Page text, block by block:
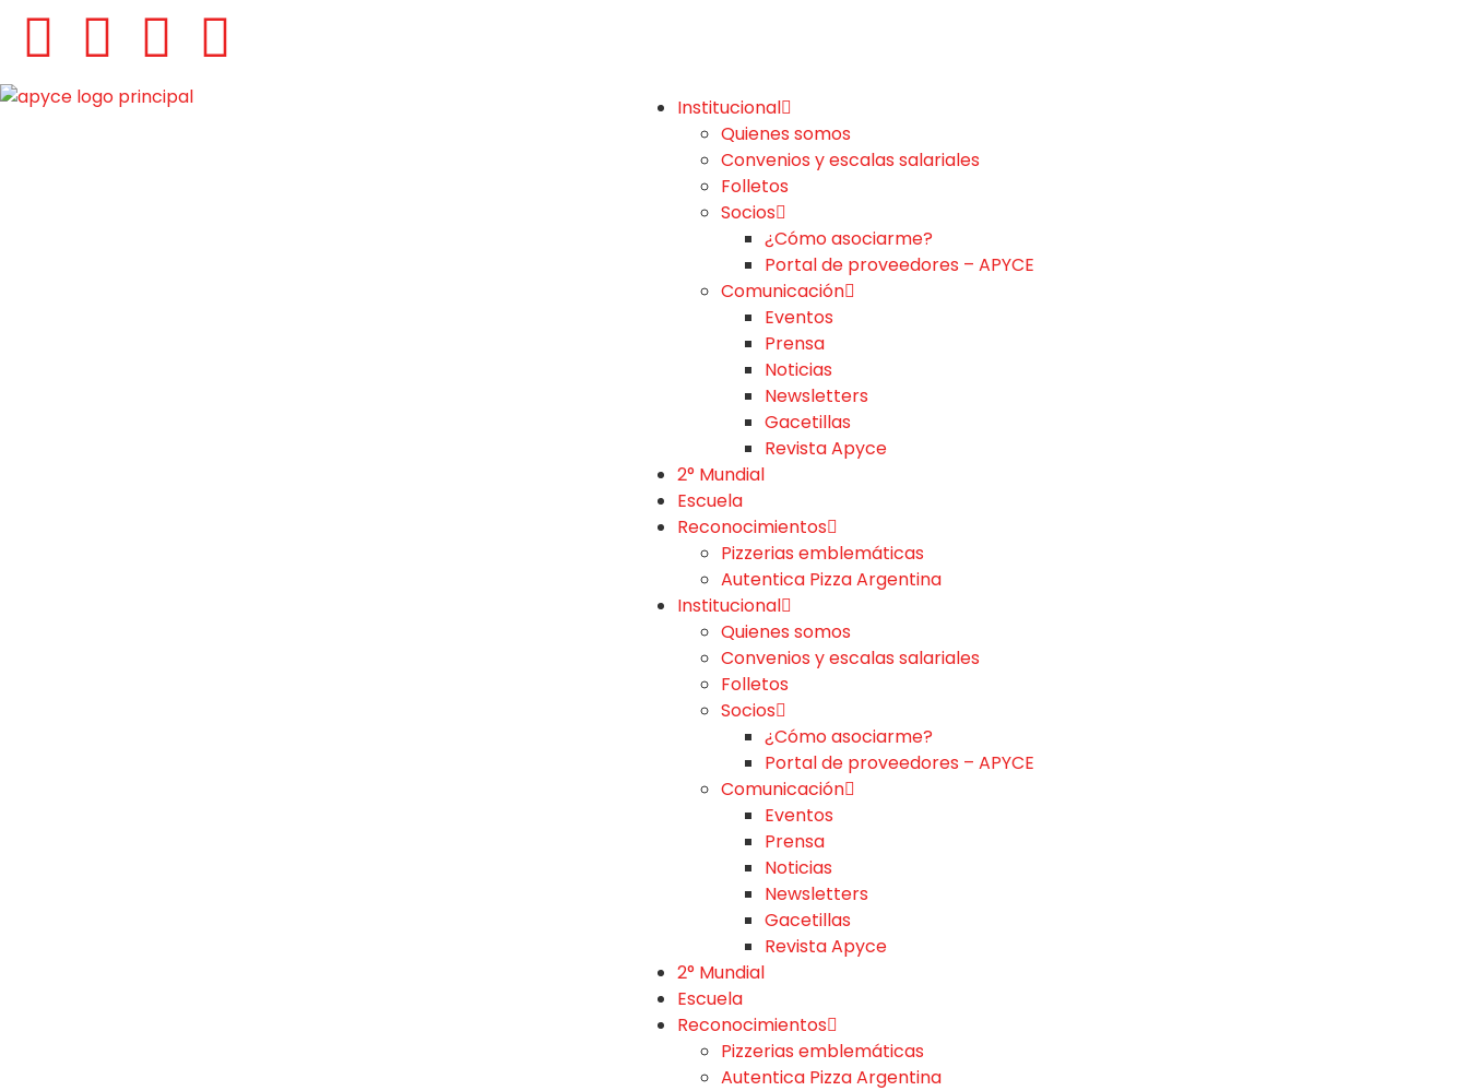
Institucional
Quienes somos
Convenios y escalas salariales
Folletos
Socios
¿Cómo asociarme?
Portal de proveedores – APYCE
Comunicación
Eventos
Prensa
Noticias
Newsletters
Gacetillas
Revista Apyce
2° Mundial
Escuela
Reconocimientos
Pizzerias emblemáticas
Autentica Pizza Argentina
Institucional
Quienes somos
Convenios y escalas salariales
Folletos
Socios
¿Cómo asociarme?
Portal de proveedores – APYCE
Comunicación
Eventos
Prensa
Noticias
Newsletters
Gacetillas
Revista Apyce
2° Mundial
Escuela
Reconocimientos
Pizzerias emblemáticas
Autentica Pizza Argentina